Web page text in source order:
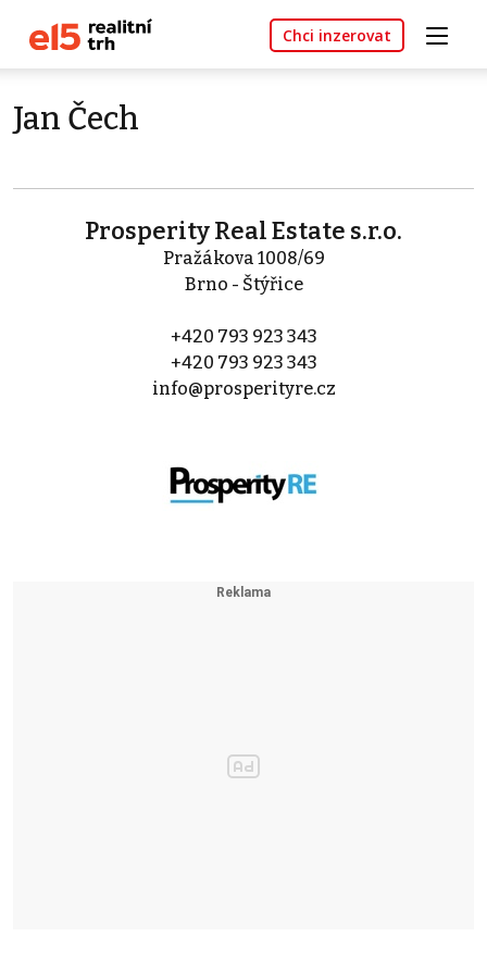
Chci inzerovat
Jan Čech
Prosperity Real Estate s.r.o.
Pražákova 1008/69
Brno - Štýřice
+420 793 923 343
+420 793 923 343
info@prosperityre.cz